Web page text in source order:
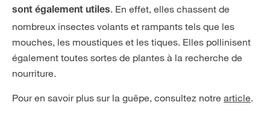
sont également utiles. En effet, elles chassent de
nombreux insectes volants et rampants tels que les
mouches, les moustiques et les tiques. Elles pollinisent
également toutes sortes de plantes à la recherche de
nourriture.
Pour en savoir plus sur la guêpe, consultez notre article.